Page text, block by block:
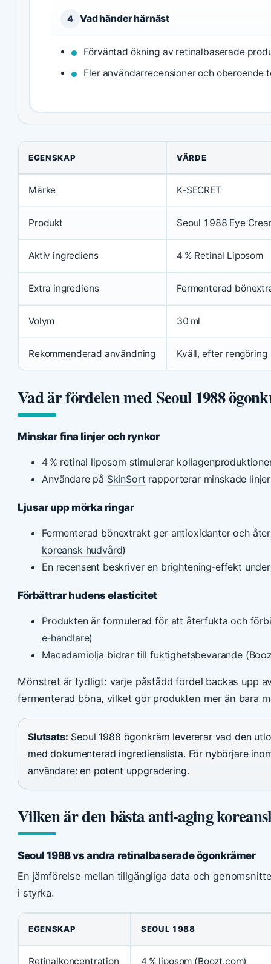
4 Vad händer härnäst
Förväntad ökning av retinalbaserade
Fler användarrecensioner och oberoende
EGENSKAP VÄRDE
Märke K‑SECRET
Produkt Seoul 1988 Eye
Aktiv ingrediens 4 % Retinal Liposom
Extra ingrediens Fermenterad
Volym 30 ml
Rekommenderad användning Kväll, efter rengöring
Vad är fördelen med Seoul 1988
Minskar fina linjer och rynkor
4 % retinal liposom stimulerar
Användare på SkinSort rapporterar minskade
Ljusar upp mörka ringar
Fermenterad bönextrakt ger antioxidanter och
koreansk hudvård)
En recensent beskriver en brightening‑effekt
Förbättrar hudens elasticitet
Produkten är formulerad för att återfukta och
e‑handlare)
Macadamiolja bidrar till fuktighetsbevarande
Mönstret är tydligt: varje påstådd fördel backas upp
fermenterad böna, vilket gör produkten mer än bara
Slutsats: Seoul 1988 ögonkräm levererar vad den
med dokumenterad ingredienslista. För nybörjare
användare: en potent uppgradering.
Vilken är den bästa anti‑aging
Seoul 1988 vs andra retinalbaserade ögonkrämer
En jämförelse mellan tillgängliga data och
i styrka.
EGENSKAP SEOUL 1988
Retinalkoncentration 4 % liposom (Boozt.com)